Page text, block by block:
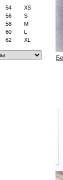
54
XS
56
S
58
M
60
L
62 XL